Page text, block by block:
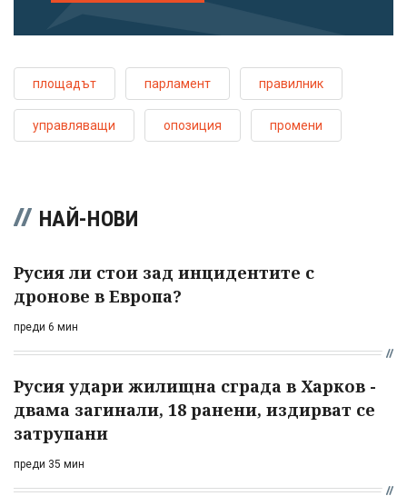
площадът парламент правилник
управляващи опозиция промени
НАЙ-НОВИ
Русия ли стои зад инцидентите с
дронове в Европа?
преди 6 мин
Русия удари жилищна сграда в Харков -
двама загинали, 18 ранени, издирват се
затрупани
преди 35 мин